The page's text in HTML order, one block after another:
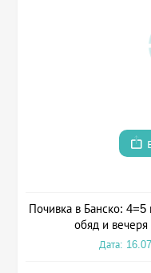
Почивка в Банско: 4=5
обяд и
Дата: